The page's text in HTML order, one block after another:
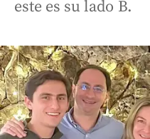
este es su lado B.